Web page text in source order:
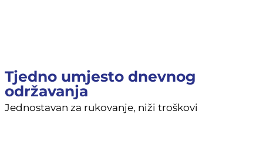
Tjedno umjesto dnevnog
održavanja
Jednostavan za rukovanje, niži troškovi